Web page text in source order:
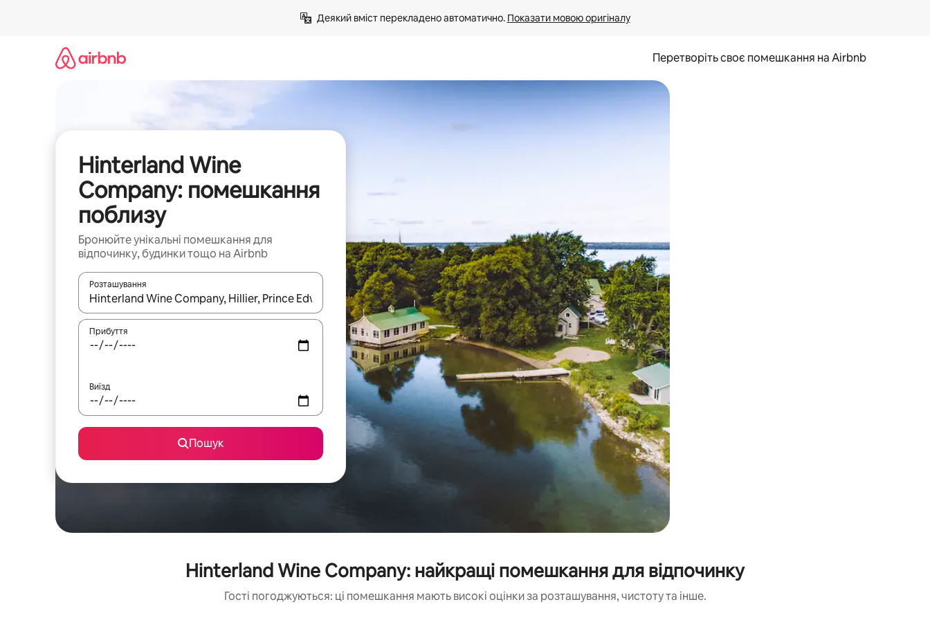
Деякий вміст перекладено автоматично. Показати мовою оригіналу
Перетворіть своє помешкання на Airbnb
Hinterland Wine
Company: помешкання
поблизу
Бронюйте унікальні помешкання для
відпочинку, будинки тощо на Airbnb
Розташування
Отримавши результати пошуку, використовуйте для навігації сторінкою клавіші зі стрілками вгору та вниз або жести дотику та гортання.
Прибуття
Виїзд
Пошук
Hinterland Wine Company: найкращі помешкання для відпочинку
Гості погоджуються: ці помешкання мають високі оцінки за розташування, чистоту та інше.